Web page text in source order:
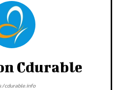
Cdurable
cdurable.info